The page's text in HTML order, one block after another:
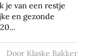
je van een restje
en gezonde
Door Klaske Bakker